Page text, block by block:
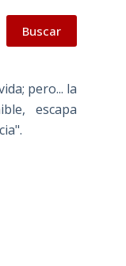
Buscar
pero... la
escapa